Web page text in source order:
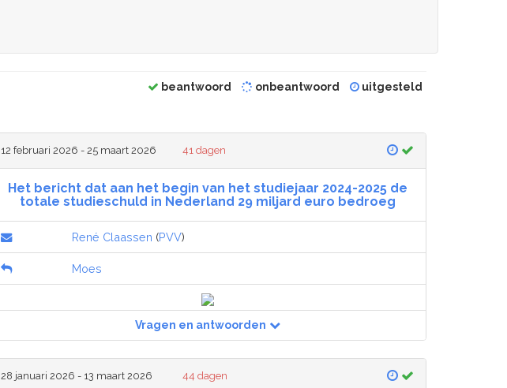
beantwoord onbeantwoord uitgesteld
12 februari 2026 - 25 maart 2026 41 dagen
Het bericht dat aan het begin van het studiejaar 2024-2025 de
totale studieschuld in Nederland 29 miljard euro bedroeg
René Claassen (PVV)
Moes
Vragen en antwoorden
28 januari 2026 - 13 maart 2026 44 dagen